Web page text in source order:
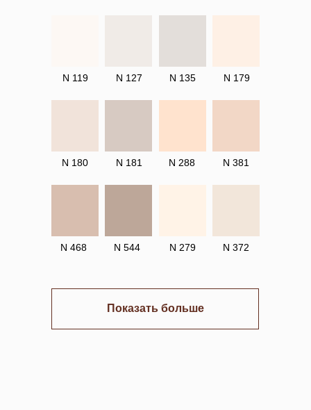
N 119 N 127 N 135 N 179
N 279
N 544
N 468
N 381
N 288
N 181
N 180
N 372
Показать больше